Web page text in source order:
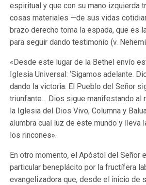
espiritual y que con su mano izquierda
cosas materiales —de sus vidas
brazo derecho toma la espada, que es
para seguir dando testimonio (v.
«Desde este lugar de la Bethel envío
Iglesia Universal: ‘Sigamos adelante.
dando la victoria. El Pueblo del Señor
triunfante… Dios sigue manifestando al
la Iglesia del Dios Vivo, Columna y
alumbra cual luz de este mundo y lleva
los rincones».
En otro momento, el Apóstol del Señor
particular beneplácito por la fructífera
evangelizadora que, desde el inicio de